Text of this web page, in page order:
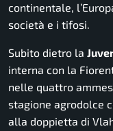
continentale,
società e i tifosi.
Subito dietro la
interna con la
nelle quattro
stagione agrodolce
alla doppietta di